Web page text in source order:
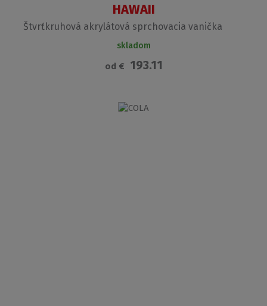
HAWAII
Štvrťkruhová akrylátová sprchovacia vanička
skladom
od € 193.11